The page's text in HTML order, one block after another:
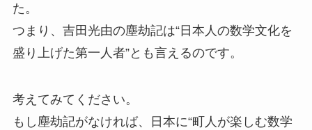
た。
つまり、吉田光由の塵劫記は“日本人の数学文化を
盛り上げた第一人者”とも言えるのです。
考えてみてください。
もし塵劫記がなければ、日本に“町人が楽しむ数学